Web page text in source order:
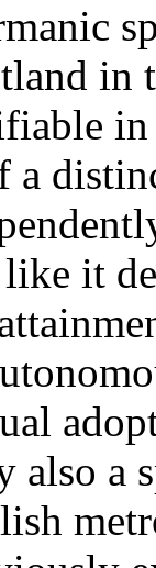
in
a
it
also